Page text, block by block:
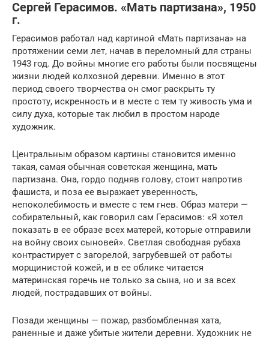
Сергей Герасимов. «Мать партизана», 1950
г.
Герасимов работал над картиной «Мать партизана» на
протяжении семи лет, начав в переломный для страны
1943 год. До войны многие его работы были посвящены
жизни людей колхозной деревни. Именно в этот
период своего творчества он смог раскрыть ту
простоту, искренность и в месте с тем ту живость ума и
силу духа, которые так любил в простом народе
художник.
Центральным образом картины становится именно
такая, самая обычная советская женщина, мать
партизана. Она, гордо подняв голову, стоит напротив
фашиста, и поза ее выражает уверенность,
непоколебимость и вместе с тем гнев. Образ матери —
собирательный, как говорил сам Герасимов: «Я хотел
показать в ее образе всех матерей, которые отправили
на войну своих сыновей». Светлая свободная рубаха
контрастирует с загорелой, загрубевшей от работы
морщинистой кожей, и в ее облике читается
материнская горечь не только за сына, но и за всех
людей, пострадавших от войны.
Позади женщины — пожар, разбомбленная хата,
раненные и даже убитые жители деревни. Художник не